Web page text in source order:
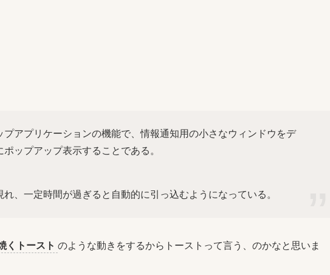
プアプリケーションの機能で、情報通知用の小さなウィンドウをデ
ップアップ表示することである。
れ、一定時間が過ぎると自動的に引っ込むようになっている。
くトースト のような動きをするからトーストって言う、のかなと思いま